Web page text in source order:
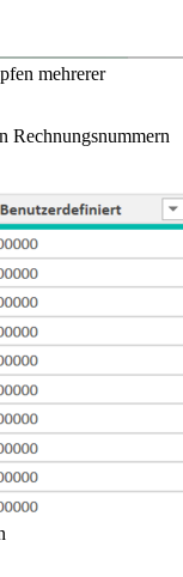
mehrerer
Rechnungsnummern